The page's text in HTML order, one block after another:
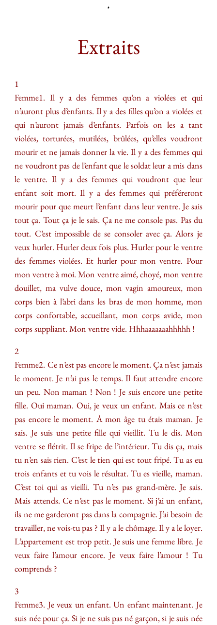
*
Extraits
1
Femme1. Il y a des femmes qu’on a violées et qui
n’auront plus d’enfants. Il y a des filles qu’on a violées et
qui n’auront jamais d’enfants. Parfois on les a tant
violées, torturées, mutilées, brûlées, qu’elles voudront
mourir et ne jamais donner la vie. Il y a des femmes qui
ne voudront pas de l’enfant que le soldat leur a mis dans
le ventre. Il y a des femmes qui voudront que leur
enfant soit mort. Il y a des femmes qui préféreront
mourir pour que meurt l’enfant dans leur ventre. Je sais
tout ça. Tout ça je le sais. Ça ne me console pas. Pas du
tout. C’est impossible de se consoler avec ça. Alors je
veux hurler. Hurler deux fois plus. Hurler pour le ventre
des femmes violées. Et hurler pour mon ventre. Pour
mon ventre à moi. Mon ventre aimé, choyé, mon ventre
douillet, ma vulve douce, mon vagin amoureux, mon
corps bien à l’abri dans les bras de mon homme, mon
corps confortable, accueillant, mon corps avide, mon
corps suppliant. Mon ventre vide. Hhhaaaaaaahhhhh !
2
Femme2. Ce n’est pas encore le moment. Ça n’est jamais
le moment. Je n’ai pas le temps. Il faut attendre encore
un peu. Non maman ! Non ! Je suis encore une petite
fille. Oui maman. Oui, je veux un enfant. Mais ce n’est
pas encore le moment. À mon âge tu étais maman. Je
sais. Je suis une petite fille qui vieillit. Tu le dis. Mon
ventre se flétrit. Il se fripe de l’intérieur. Tu dis ça, mais
tu n’en sais rien. C’est le tien qui est tout fripé. Tu as eu
trois enfants et tu vois le résultat. Tu es vieille, maman.
C’est toi qui as vieilli. Tu n’es pas grand-mère. Je sais.
Mais attends. Ce n’est pas le moment. Si j’ai un enfant,
ils ne me garderont pas dans la compagnie. J’ai besoin de
travailler, ne vois-tu pas ? Il y a le chômage. Il y a le loyer.
L’appartement est trop petit. Je suis une femme libre. Je
veux faire l’amour encore. Je veux faire l’amour ! Tu
comprends ?
3
Femme3. Je veux un enfant. Un enfant maintenant. Je
suis née pour ça. Si je ne suis pas né garçon, si je suis née